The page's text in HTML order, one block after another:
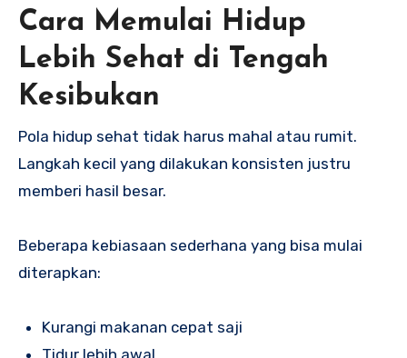
Cara Memulai Hidup
Lebih Sehat di Tengah
Kesibukan
Pola hidup sehat tidak harus mahal atau rumit.
Langkah kecil yang dilakukan konsisten justru
memberi hasil besar.
Beberapa kebiasaan sederhana yang bisa mulai
diterapkan:
Kurangi makanan cepat saji
Tidur lebih awal